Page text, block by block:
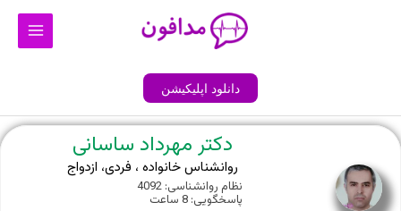
Main
دانلود اپلیکیشن
دکتر مهرداد ساسانی
روانشناس خانواده ، فردی، ازدواج
نظام روانشناسی: 4092
پاسخگویی: 8 ساعت